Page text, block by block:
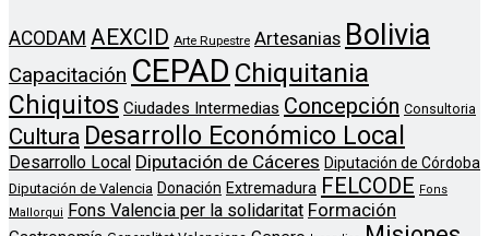
ACODAM AEXCID Arte Rupestre Artesanias Bolivia
Capacitación CEPAD Chiquitania
Chiquitos Ciudades Intermedias Concepción Consultoria
Cultura Desarrollo Económico Local
Desarrollo Local Diputación de Cáceres Diputación de Córdoba
Diputación de Valencia Donación Extremadura FELCODE Fons
Mallorqui Fons Valencia per la solidaritat Formación